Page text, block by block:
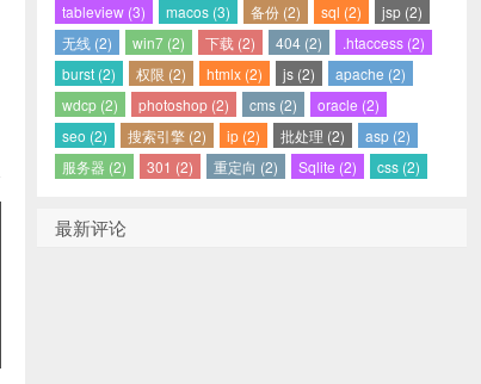
tableview (3)
macos (3) 备份 (2) sql (2)
jsp (2)
无线 (2)
win7 (2) 下载 (2) 404 (2)
.htaccess (2)
burst (2)
权限 (2) htmlx (2) js (2)
apache (2)
wdcp (2)
photoshop (2) cms (2)
oracle (2)
seo (2)
搜索引擎 (2) ip (2) 批处理 (2)
asp (2)
服务器 (2)
301 (2) 重定向 (2) Sqlite (2) css (2)
最新评论